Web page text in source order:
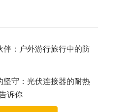
伴：户外游行旅行中的防
坚守：光伏连接器的耐热
诉你